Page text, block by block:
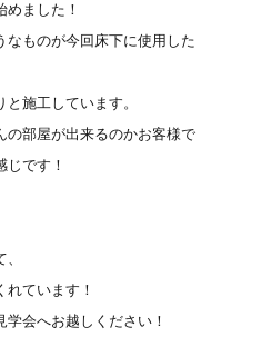
めました！
なものが今回床下に使用した
施工しています。
の部屋が出来るのかお客様で
じです！
ています！
会へお越しください！